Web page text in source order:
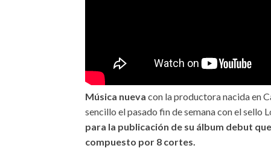
Música nuevacon la productora nacida en
sencillo el pasado fin de semana con el sello
para la publicación de su álbum debut
compuesto por 8 cortes.